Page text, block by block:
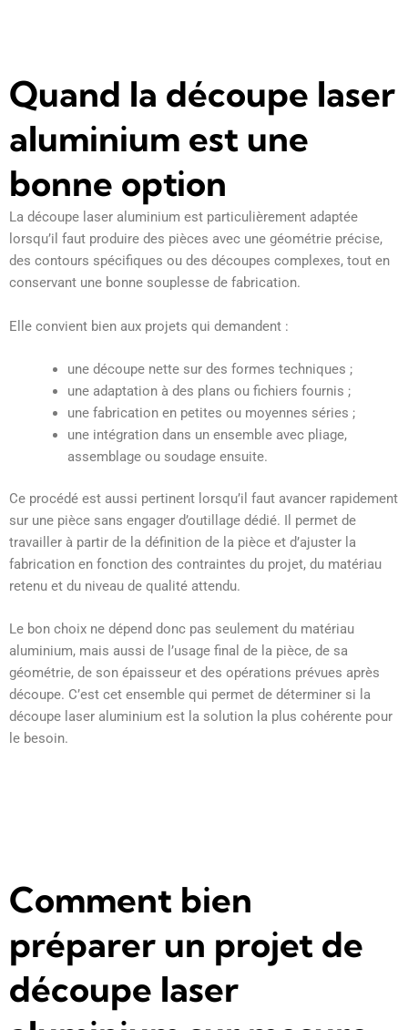
Quand la découpe laser
aluminium est une
bonne option
La découpe laser aluminium est particulièrement adaptée
lorsqu’il faut produire des pièces avec une géométrie précise,
des contours spécifiques ou des découpes complexes, tout en
conservant une bonne souplesse de fabrication.
Elle convient bien aux projets qui demandent :
une découpe nette sur des formes techniques ;
une adaptation à des plans ou fichiers fournis ;
une fabrication en petites ou moyennes séries ;
une intégration dans un ensemble avec pliage,
assemblage ou soudage ensuite.
Ce procédé est aussi pertinent lorsqu’il faut avancer rapidement
sur une pièce sans engager d’outillage dédié. Il permet de
travailler à partir de la définition de la pièce et d’ajuster la
fabrication en fonction des contraintes du projet, du matériau
retenu et du niveau de qualité attendu.
Le bon choix ne dépend donc pas seulement du matériau
aluminium, mais aussi de l’usage final de la pièce, de sa
géométrie, de son épaisseur et des opérations prévues après
découpe. C’est cet ensemble qui permet de déterminer si la
découpe laser aluminium est la solution la plus cohérente pour
le besoin.
Comment bien
préparer un projet de
découpe laser